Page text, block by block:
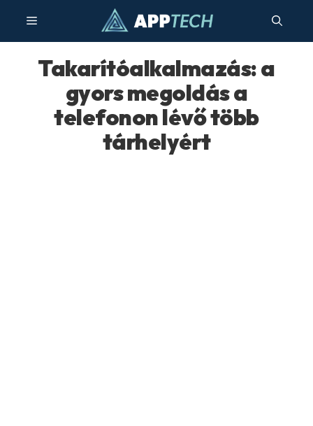
tartalomba
Menü
Takarítóalkalmazás: a
gyors megoldás a
telefonon lévő több
tárhelyért